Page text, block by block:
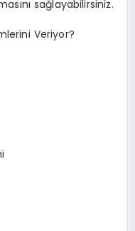
sağlayabilirsiniz.
Veriyor?